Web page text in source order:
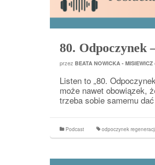
80. Odpoczynek
przez BEATA NOWICKA - MISIEWICZ
Listen to „80.
może nawet obowiązek,
trzeba sobie samemu
Podcast odpoczynek